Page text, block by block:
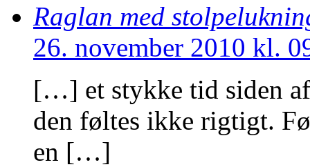
Raglan med
26. november 2010 kl.
[…] et stykke tid siden
den føltes ikke rigtigt.
en […]